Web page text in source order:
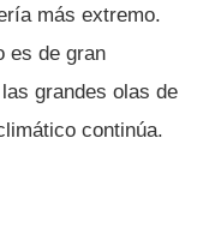
más extremo.
es de gran
grandes olas de
continúa.